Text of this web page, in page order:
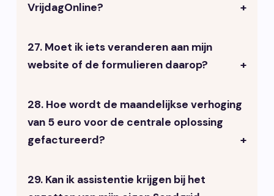
correcte werking vast te stellen.
VrijdagOnline?
Deze zal uitgefaseerd worden zodra
alle klanten zijn overgestapt naar de
27. Moet ik iets veranderen aan mijn
website of de formulieren daarop?
Nee, de wijzigingen hebben betrekking
op de manier waarop e-mails worden
verzonden, niet op de formulieren zelf.
28. Hoe wordt de maandelijkse verhoging
van 5 euro voor de centrale oplossing
gefactureerd?
Deze wordt direct na de implementatie
29. Kan ik assistentie krijgen bij het